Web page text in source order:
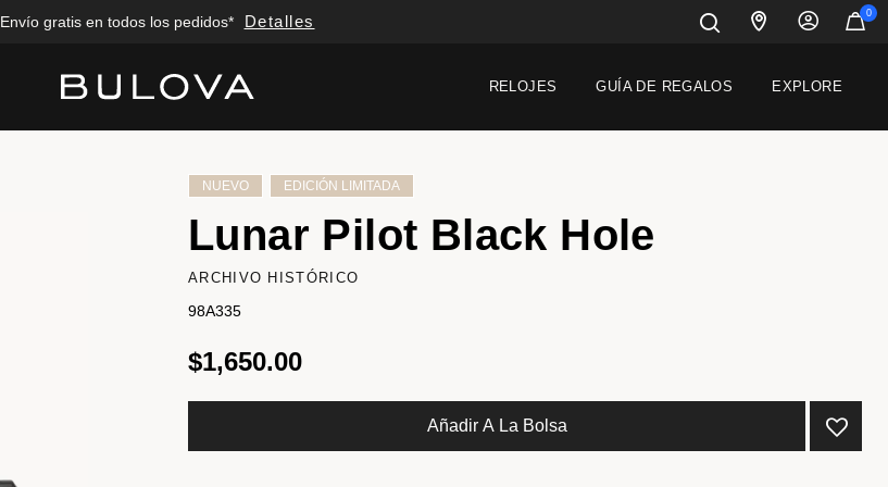
Envío gratis en todos los pedidos* Detalles
RELOJES GUÍA DE REGALOS EXPLORE
0
NUEVO EDICIÓN LIMITADA
Lunar Pilot Black Hole
ARCHIVO HISTÓRICO
98A335
$1,650.00
Añadir A La Bolsa
Added to Manage Wishlist